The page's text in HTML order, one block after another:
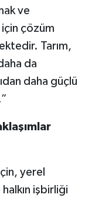
ve
çözüm
Tarım,
da
daha güçlü
yerel
işbirliği